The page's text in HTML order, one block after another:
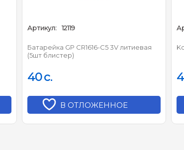
Артикул: 12119
Батарейка GP CR1616-C5 3V литиевая
(5шт блистер)
40c.
В ОТЛОЖЕННОЕ